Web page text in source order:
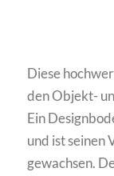
Diese
den Objekt-
Ein
und ist seinen
gewachsen.